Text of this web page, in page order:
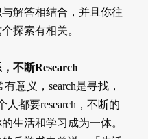
解答相结合，并且你往
探索有相关。
不断Research
意义，search是寻找，
人都要research，不断的
生活和学习成为一体。